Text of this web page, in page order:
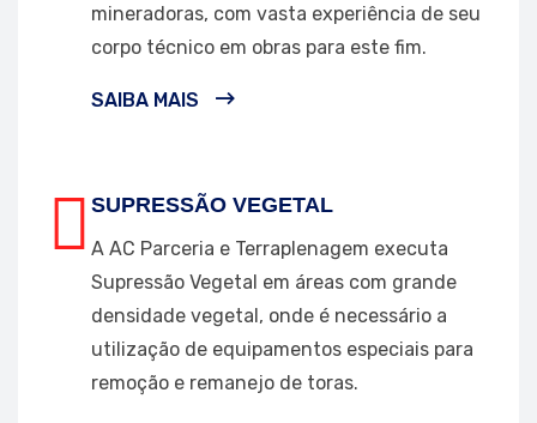
mineradoras, com vasta experiência de seu
corpo técnico em obras para este fim.
SAIBA MAIS
SUPRESSÃO VEGETAL
A AC Parceria e Terraplenagem executa
Supressão Vegetal em áreas com grande
densidade vegetal, onde é necessário a
utilização de equipamentos especiais para
remoção e remanejo de toras.